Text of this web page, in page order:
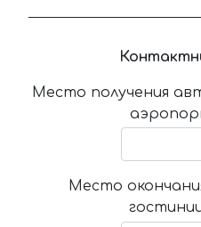
Место получения
Место